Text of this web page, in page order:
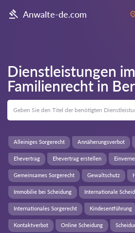
Anwalte-de.com
Dienstleistungen im
Familienrecht in
Alleiniges Sorgerecht Annäherungsverbot
Ehevertrag Ehevertrag erstellen
Gemeinsames Sorgerecht Gewaltschutz
Immobilie bei Scheidung Internationale
Internationales Sorgerecht Kindesentführung
Kontaktverbot Online Scheidung